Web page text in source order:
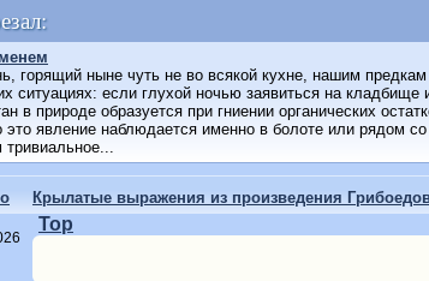
горящий ныне чуть не во всякой кухне, нашим
ситуациях: если глухой ночью заявиться на кладбище
в природе образуется при гниении органических
явление наблюдается именно в болоте или рядом
Крылатые выражения из произведения
Top